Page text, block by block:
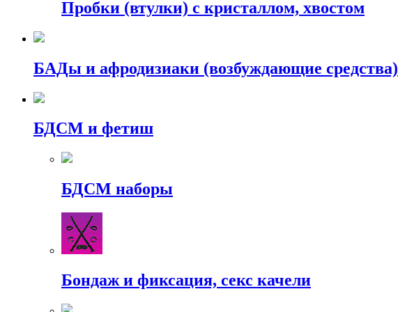
Пробки (втулки) с кристаллом, хвостом
БАДы и афродизиаки (возбуждающие средства)
БДСМ и фетиш
БДСМ наборы
Бондаж и фиксация, секс качели